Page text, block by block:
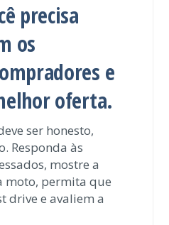
precisa
os
e
oferta.
ser honesto,
Responda às
mostre a
moto, permita que
drive e avaliem a